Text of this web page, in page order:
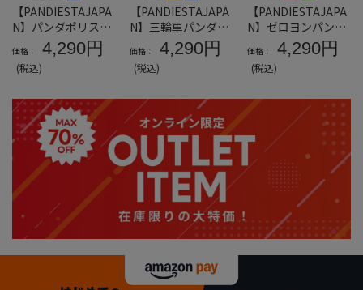
【PANDIESTAJAPA
N】パンダポリスDR
YメッシュTシャツ
価格： 4,290円
(税込)
【PANDIESTAJAPA
N】三輪車パンダDR
YメッシュTシャツ
価格： 4,290円
(税込)
【PANDIESTAJAPA
N】ゼロヨンパンダ
DRYメッシュTシャ
ツ
価格： 4,290円
(税込)